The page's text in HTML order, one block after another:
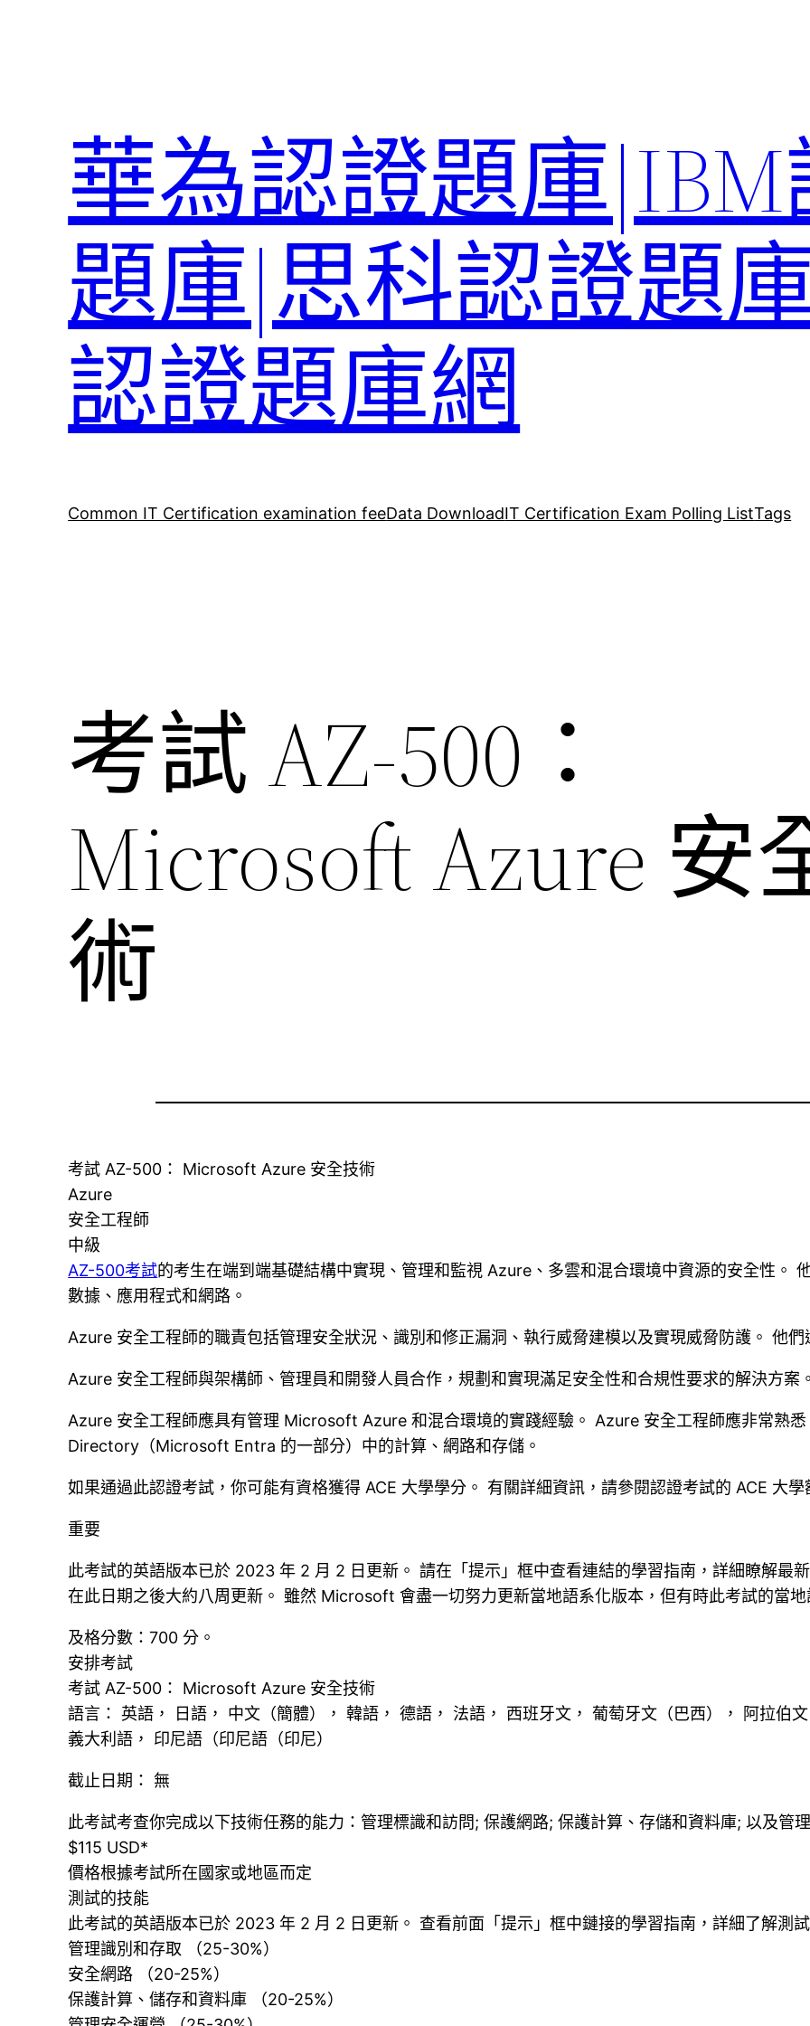
華為認證題庫
題庫|思科認證題
認證題庫網
Common IT Certification examination feeData DownloadIT Certification Exam Polling ListTags
考試 AZ-500：
Microsoft Azure 安
術
考試 AZ-500： Microsoft Azure 安全技術
Azure
安全工程師
中級
AZ-500考試的考生在端到端基礎結構中實現、管理和監視 Azure、多雲和混合環境中資源的安全性。
數據、應用程式和網路。
Azure 安全工程師的職責包括管理安全狀況、識別和修正漏洞、執行威脅建模以及實現威脅防護。 他
Azure 安全工程師與架構師、管理員和開發人員合作，規劃和實現滿足安全性和合規性要求的解決方案
Azure 安全工程師應具有管理 Microsoft Azure 和混合環境的實踐經驗。 Azure 安全工程師應非常熟
Directory（Microsoft Entra 的一部分）中的計算、網路和存儲。
如果通過此認證考試，你可能有資格獲得 ACE 大學學分。 有關詳細資訊，請參閱認證考試的 ACE 大學
重要
此考試的英語版本已於 2023 年 2 月 2 日更新。 請在「提示」框中查看連結的學習指南，詳細瞭解最
在此日期之後大約八周更新。 雖然 Microsoft 會盡一切努力更新當地語系化版本，但有時此考試的當
及格分數：700 分。
安排考試
考試 AZ-500： Microsoft Azure 安全技術
語言： 英語， 日語， 中文（簡體）， 韓語， 德語， 法語， 西班牙文， 葡萄牙文（巴西）， 阿拉伯
義大利語， 印尼語（印尼語（印尼）
截止日期： 無
此考試考查你完成以下技術任務的能力：管理標識和訪問; 保護網路; 保護計算、存儲和資料庫; 以及管
$115 USD*
價格根據考試所在國家或地區而定
測試的技能
此考試的英語版本已於 2023 年 2 月 2 日更新。 查看前面「提示」框中鏈接的學習指南，詳細了解測
管理識別和存取 （25-30%）
安全網路 （20-25%）
保護計算、儲存和資料庫 （20-25%）